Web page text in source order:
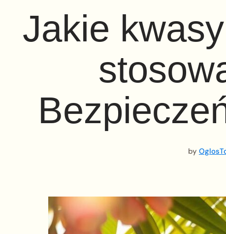
Jakie
by